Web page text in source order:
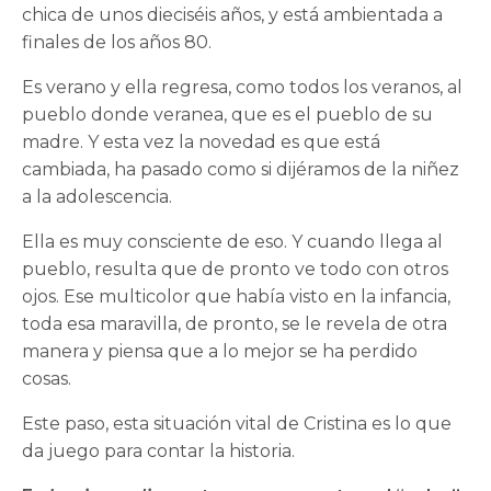
chica de unos dieciséis años, y está ambientada a
finales de los años 80.
Es verano y ella regresa, como todos los veranos, al
pueblo donde veranea, que es el pueblo de su
madre. Y esta vez la novedad es que está
cambiada, ha pasado como si dijéramos de la niñez
a la adolescencia.
Ella es muy consciente de eso. Y cuando llega al
pueblo, resulta que de pronto ve todo con otros
ojos. Ese multicolor que había visto en la infancia,
toda esa maravilla, de pronto, se le revela de otra
manera y piensa que a lo mejor se ha perdido
cosas.
Este paso, esta situación vital de Cristina es lo que
da juego para contar la historia.